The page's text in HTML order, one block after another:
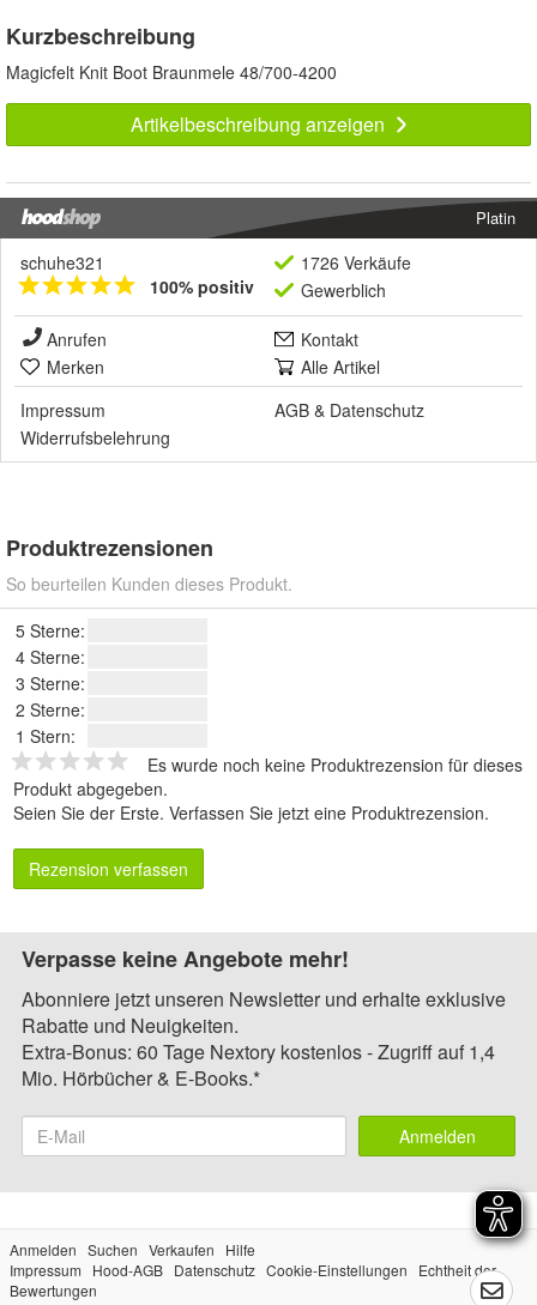
Kurzbeschreibung
Magicfelt Knit Boot Braunmele 48/700-4200
Artikelbeschreibung anzeigen
Platin
schuhe321
100% positiv
1726 Verkäufe
Gewerblich
Anrufen
Kontakt
Merken
Alle Artikel
Impressum
AGB & Datenschutz
Widerrufsbelehrung
Produktrezensionen
So beurteilen Kunden dieses Produkt.
5 Sterne:
4 Sterne:
3 Sterne:
2 Sterne:
1 Stern:
Es wurde noch keine Produktrezension für dieses
Produkt abgegeben.
Seien Sie der Erste. Verfassen Sie jetzt eine Produktrezension.
Rezension verfassen
Verpasse keine Angebote mehr!
Abonniere jetzt unseren Newsletter und erhalte exklusive
Rabatte und Neuigkeiten.
Extra-Bonus: 60 Tage Nextory kostenlos - Zugriff auf 1,4
Mio. Hörbücher & E-Books.*
Anmelden
Anmelden Suchen Verkaufen
Hilfe
Impressum
Hood-AGB Datenschutz Cookie-Einstellungen
Echtheit der
Bewertungen